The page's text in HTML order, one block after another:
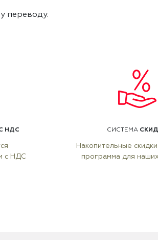
переводу.
НДС
с НДС
СИСТЕМА
Накопительные
программа для